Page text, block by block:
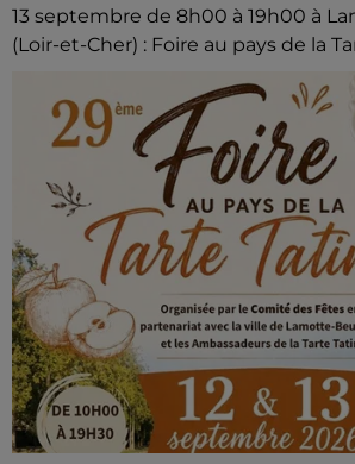
13 septembre de 8h00 à 19h00 à
(Loir-et-Cher) : Foire au pays de la